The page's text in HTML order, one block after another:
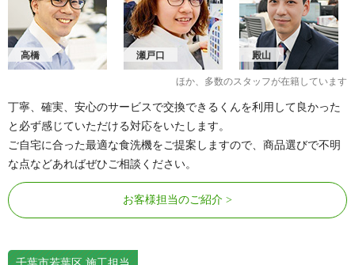
高橋 瀬戸口 殿山
ほか、多数のスタッフが在籍しています
丁寧、確実、安心のサービスで交換できるくんを利用して良かった
と必ず感じていただける対応をいたします。
ご自宅に合った最適な食洗機をご提案しますので、商品選びで不明
な点などあればぜひご相談ください。
お客様担当のご紹介